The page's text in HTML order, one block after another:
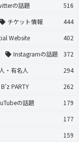
の話題
516
チケット情報
444
Website
402
Instagramの話題
372
・有名人
294
B'z PARTY
262
の話題
179
177
159